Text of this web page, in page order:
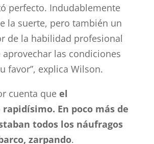
perfecto. Indudablemente
la suerte, pero también un
de la habilidad profesional
aprovechar las condiciones
favor”, explica Wilson.
cuenta que el
En poco más de
todos los náufragos
zarpando.